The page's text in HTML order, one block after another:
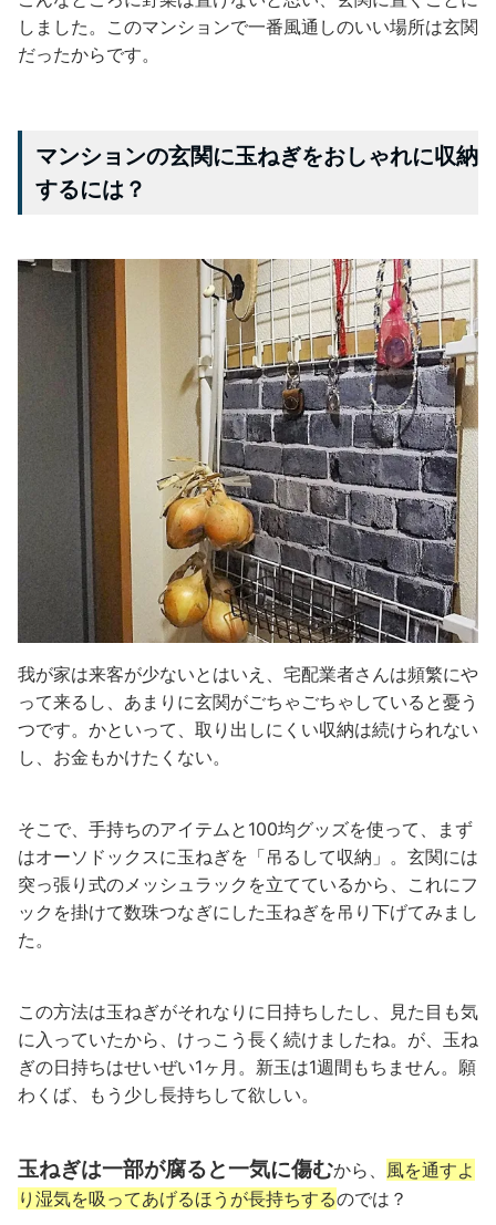
しました。このマンションで一番風通しのいい場所は玄関
だったからです。
マンションの玄関に玉ねぎをおしゃれに収納
するには？
我が家は来客が少ないとはいえ、宅配業者さんは頻繁にや
って来るし、あまりに玄関がごちゃごちゃしていると憂う
つです。かといって、取り出しにくい収納は続けられない
し、お金もかけたくない。
そこで、手持ちのアイテムと100均グッズを使って、まず
はオーソドックスに玉ねぎを「吊るして収納」。玄関には
突っ張り式のメッシュラックを立てているから、これにフ
ックを掛けて数珠つなぎにした玉ねぎを吊り下げてみまし
た。
この方法は玉ねぎがそれなりに日持ちしたし、見た目も気
に入っていたから、けっこう長く続けましたね。が、玉ね
ぎの日持ちはせいぜい1ヶ月。新玉は1週間もちません。願
わくば、もう少し長持ちして欲しい。
玉ねぎは一部が腐ると一気に傷むから、 風を通すよ
り湿気を吸ってあげるほうが長持ちするのでは？